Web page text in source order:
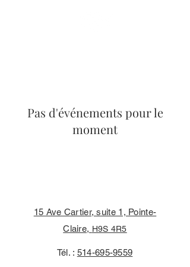
Pas d'événements pour le
moment
15 Ave Cartier, suite 1, Pointe-
Claire, H9S 4R5
Tél. : 514-695-9559